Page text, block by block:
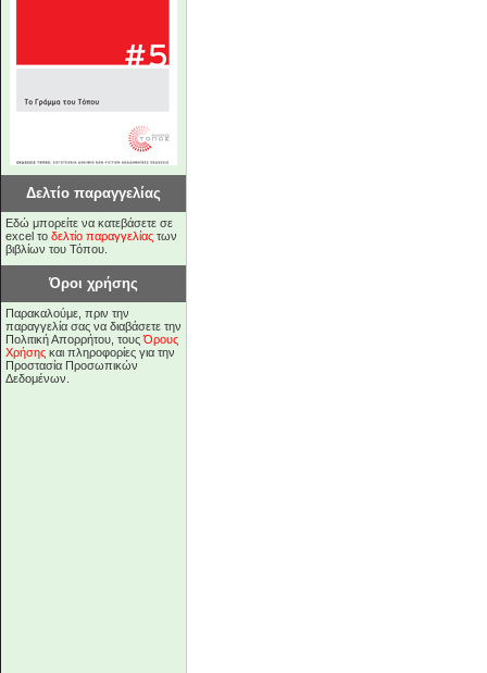
Δελτίο παραγγελίας
Εδώ μπορείτε να κατεβάσετε σε
excel το δελτίο παραγγελίας των
βιβλίων του Τόπου.
Όροι χρήσης
Παρακαλούμε, πριν την
παραγγελία σας να διαβάσετε την
Πολιτική Απορρήτου, τουςΌρους
Χρήσης και πληροφορίες για την
Προστασία Προσωπικών
Δεδομένων.